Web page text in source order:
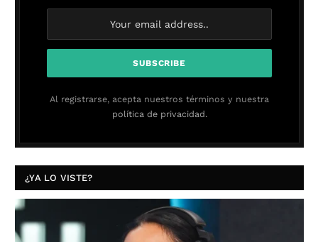
Al registrarse, acepta nuestros términos y nuestra
política de privacidad.
¿YA LO VISTE?